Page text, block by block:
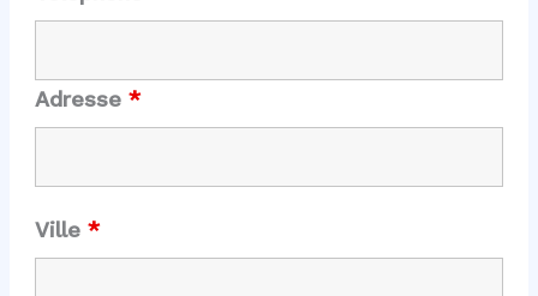
Adresse *
Ville *